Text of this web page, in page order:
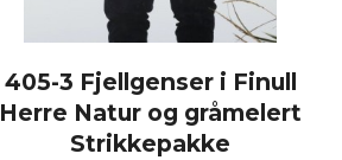
405-3 Fjellgenser i Finull
Herre Natur og gråmelert
Strikkepakke